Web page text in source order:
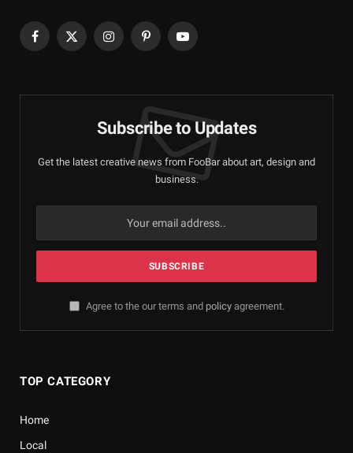
Facebook
X
InstagramPinterestYouTube
Subscribe to Updates
Get the latest creative news from FooBar about art, design and
business.
Agree to the our terms and policyagreement.
TOP CATEGORY
Home
Local